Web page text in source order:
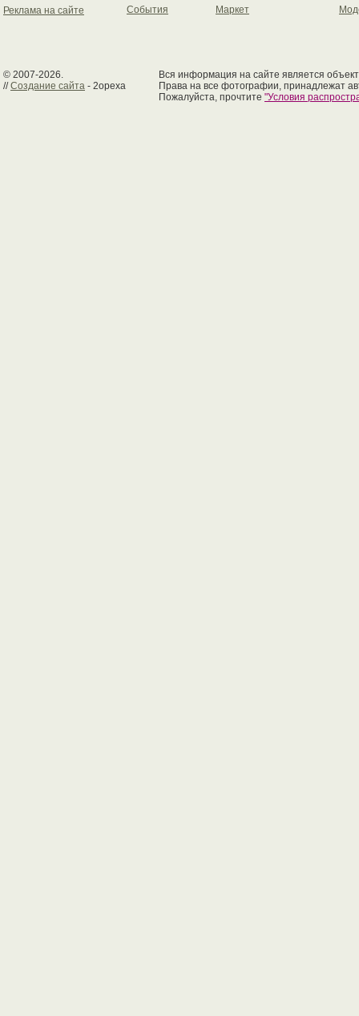
Реклама на сайте
События
Маркет
© 2007-2026.
//Создание сайта - 2opexa
Вся информация на сайте является
Права на все фотографии, принадлежат
Пожалуйста, прочтите "Условия